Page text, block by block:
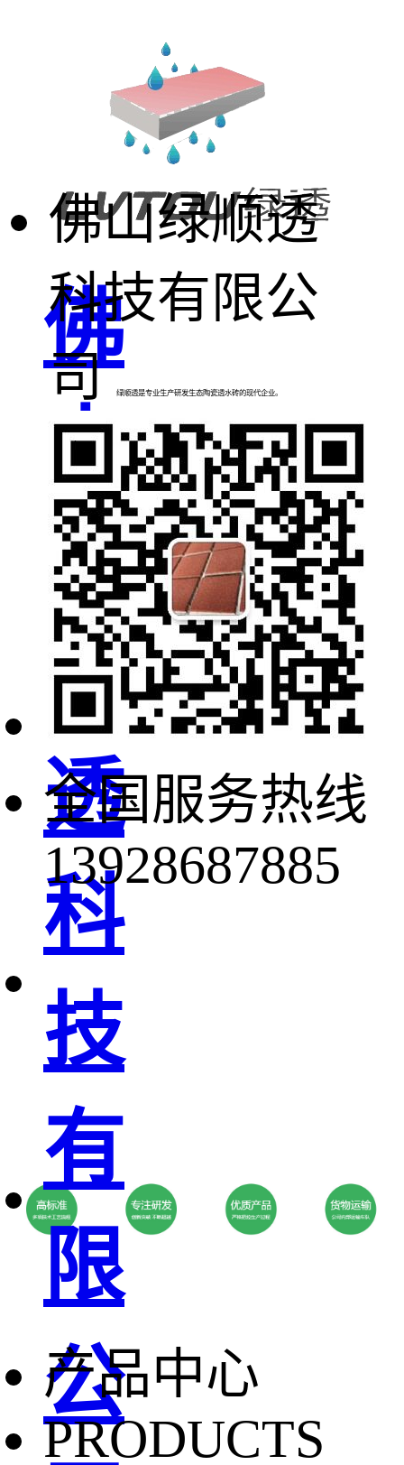
佛
山
绿
顺
透
科
技
有
限
公
佛山绿顺透
科技有限公
司
绿顺透是专业生产研发生态陶瓷透水砖的现代企业。
全国服务热线
13928687885
产品中心
PRODUCTS